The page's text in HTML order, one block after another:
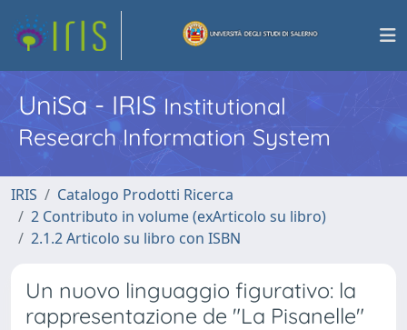
UniSa - IRISInstitutional
Research Information System
IRIS
Catalogo Prodotti Ricerca
2 Contributo in volume (exArticolo su libro)
2.1.2 Articolo su libro con ISBN
Un nuovo linguaggio figurativo: la
rappresentazione de "La Pisanelle"